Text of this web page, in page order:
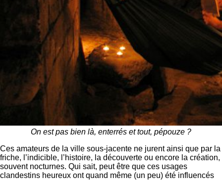
On est pas bien là, enterrés et tout, pépouze ?
Ces amateurs de la ville sous-jacente ne jurent ainsi que par la
friche, l’indicible, l’histoire, la découverte ou encore la création,
souvent nocturnes. Qui sait, peut être que ces usages
clandestins heureux ont quand même (un peu) été influencés